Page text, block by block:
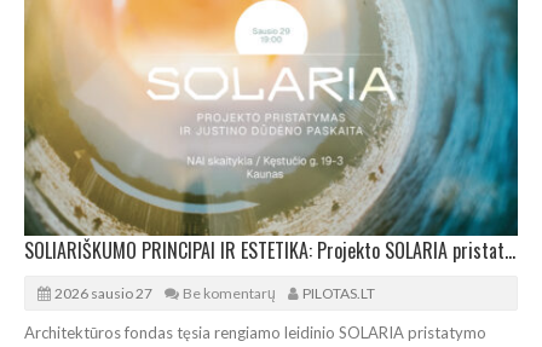
SOLIARIŠKUMO PRINCIPAI IR ESTETIKA: Projekto SOLARIA pristatymas Kaune
2026 sausio 27 Be komentarų PILOTAS.LT
Architektūros fondas tęsia rengiamo leidinio SOLARIA pristatymo